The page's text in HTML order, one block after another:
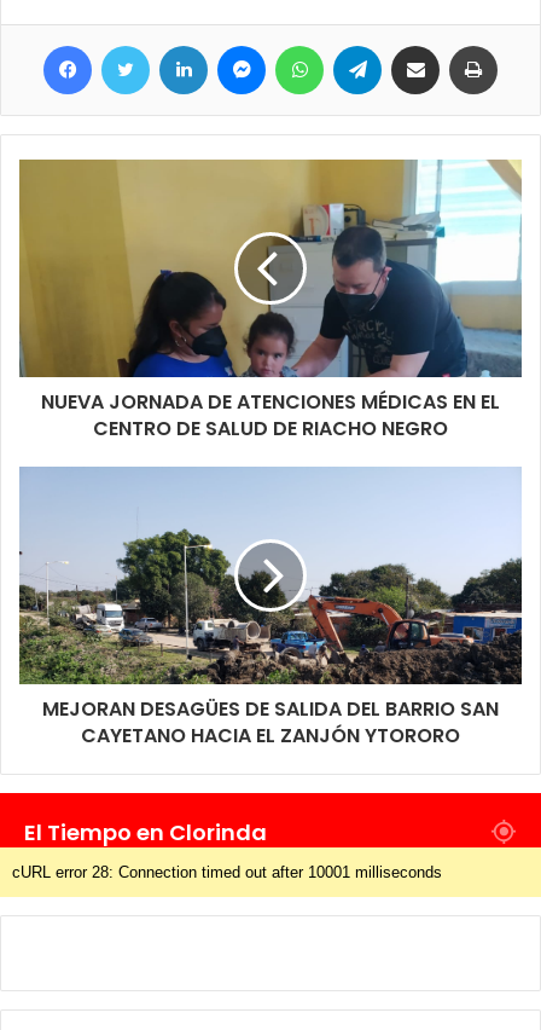
Tras la entonación de los Himnos Nacional Argentino e Himno
Marcha a Formosa, se procedió a la colocación de una ofrenda
floral en memoria del Gral. San Martín, seguidamente desde la
Dirección de Cultura del municipio clorindense se presentó un
cuadro alegórico a la fecha con lo que se dio por concluido este
NUEVA JORNADA DE ATENCIONES MÉDICAS EN EL
CENTRO DE SALUD DE RIACHO NEGRO
MEJORAN DESAGÜES DE SALIDA DEL BARRIO SAN
CAYETANO HACIA EL ZANJÓN YTORORO
El Tiempo en Clorinda
cURL error 28: Connection timed out after 10001 milliseconds